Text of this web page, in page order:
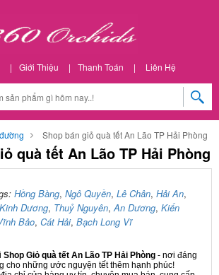
| Giới Thiệu | Thanh Toán | Liên Hệ
Shop bán giỏ quà tết An Lão TP Hải Phòng
quà tết An Lão TP Hải Phòng
Hồng Bàng, Ngô Quyền, Lê Chân, Hải An,
Kinh Dương, Thuỷ Nguyên,An Dương, Kiến
Bảo, Cát Hải, Bạch Long Vĩ
Shop Giỏ quà tết An Lão TP Hải Phòng - nơi đáng
cho những ước nguyện tết thêm hạnh phúc!